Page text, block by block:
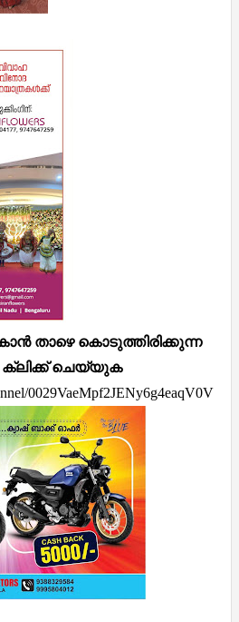
താഴെ കൊടുത്തിരിക്കുന്ന
ക്ലിക്ക് ചെയ്യുക
0029VaeMpf2JENy6g4eaqV0V